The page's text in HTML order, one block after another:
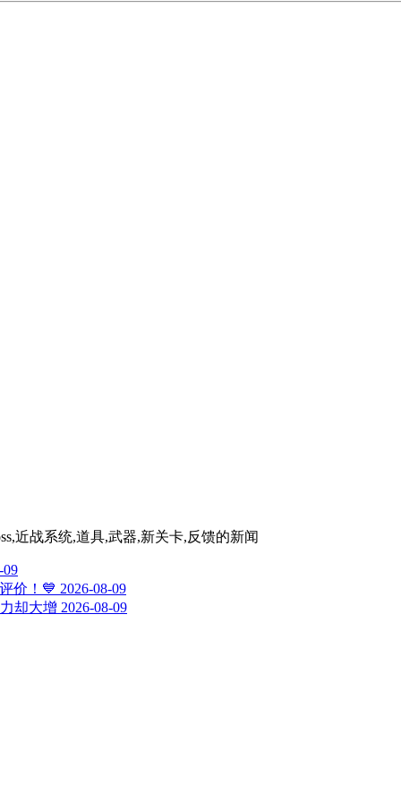
近战系统,道具,武器,新关卡,反馈的新闻
09
价！💙 2026-08-09
却大增 2026-08-09